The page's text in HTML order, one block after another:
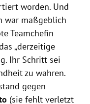
worden. Und
war maßgeblich
Teamchefin
„derzeitige
Ihr Schritt sei
zu wahren.
gegen
(sie fehlt verletzt